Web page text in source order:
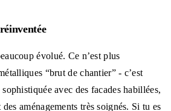
évolué. Ce n’est plus
“brut de chantier” - c’est
avec des facades habillées,
aménagements très soignés. Si tu es